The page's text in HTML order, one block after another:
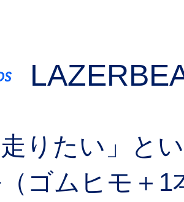
走りたい」と
ゴムヒモ＋1